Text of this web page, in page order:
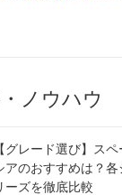
ノウハウ
【グレード選び】スペ
アのおすすめは？各
ーズを徹底比較